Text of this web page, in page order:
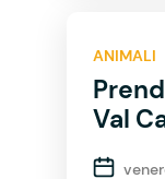
ANIMALI
Val